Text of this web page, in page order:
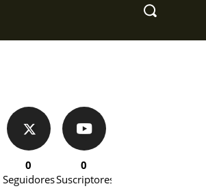
0
Seguidores
0
Suscriptores